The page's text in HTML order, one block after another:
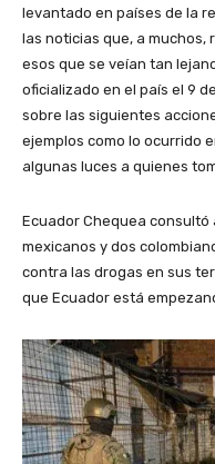
levantado en países de la
las noticias que, a
esos que se veían tan
oficializado en el país el 9
sobre las siguientes
ejemplos como lo ocurrido
algunas luces a quienes
Ecuador Chequea
mexicanos y dos
contra las drogas en sus
que Ecuador está